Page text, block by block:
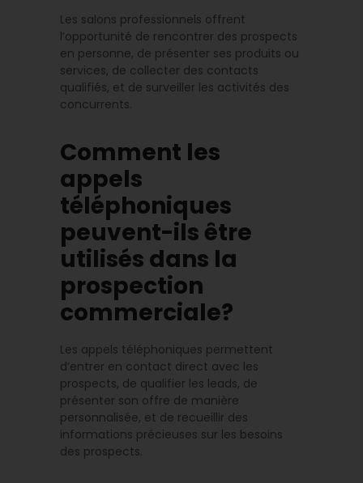
Les salons professionnels offrent
l’opportunité de rencontrer des prospects
en personne, de présenter ses produits ou
services, de collecter des contacts
qualifiés, et de surveiller les activités des
concurrents.
Comment les
appels
téléphoniques
peuvent-ils être
utilisés dans la
prospection
commerciale?
Les appels téléphoniques permettent
d’entrer en contact direct avec les
prospects, de qualifier les leads, de
présenter son offre de manière
personnalisée, et de recueillir des
informations précieuses sur les besoins
des prospects.